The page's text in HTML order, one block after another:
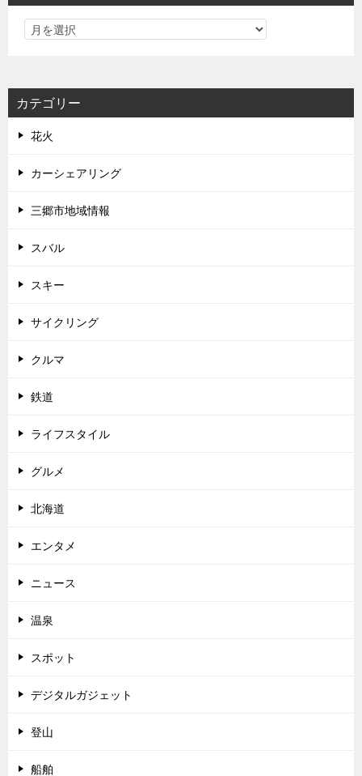
カテゴリー
花火
カーシェアリング
三郷市地域情報
スバル
スキー
サイクリング
クルマ
鉄道
ライフスタイル
グルメ
北海道
エンタメ
ニュース
温泉
スポット
デジタルガジェット
登山
船舶